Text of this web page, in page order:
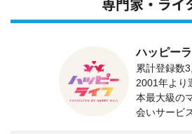
専門家・ライ
ハッピー
累計登録数
2001年より
本最大級の
会いサービ